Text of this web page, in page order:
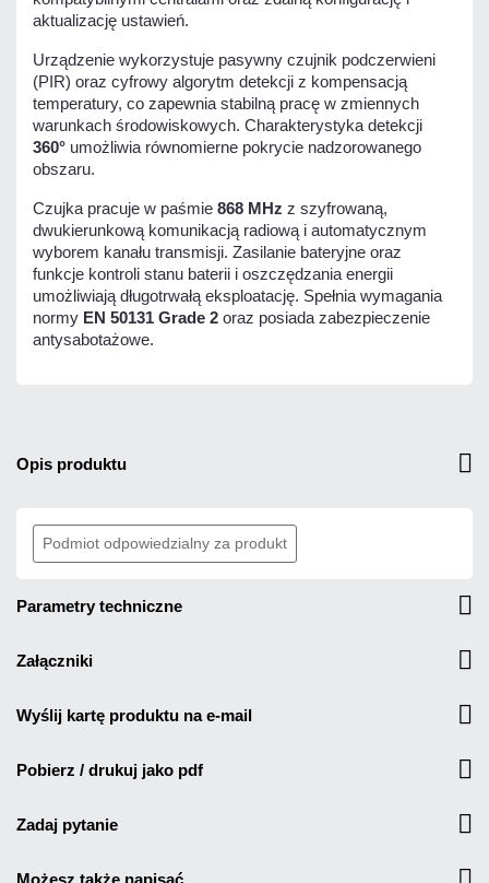
aktualizację ustawień.
Urządzenie wykorzystuje pasywny czujnik podczerwieni
(PIR) oraz cyfrowy algorytm detekcji z kompensacją
temperatury, co zapewnia stabilną pracę w zmiennych
warunkach środowiskowych. Charakterystyka detekcji
360° umożliwia równomierne pokrycie nadzorowanego
obszaru.
Czujka pracuje w paśmie 868 MHz z szyfrowaną,
dwukierunkową komunikacją radiową i automatycznym
wyborem kanału transmisji. Zasilanie bateryjne oraz
funkcje kontroli stanu baterii i oszczędzania energii
umożliwiają długotrwałą eksploatację. Spełnia wymagania
normy EN 50131 Grade 2 oraz posiada zabezpieczenie
antysabotażowe.
opis produktu
Podmiot odpowiedzialny za produkt
parametry techniczne
załączniki
wyślij kartę produktu na e-mail
pobierz / drukuj jako pdf
zadaj pytanie
możesz także napisać